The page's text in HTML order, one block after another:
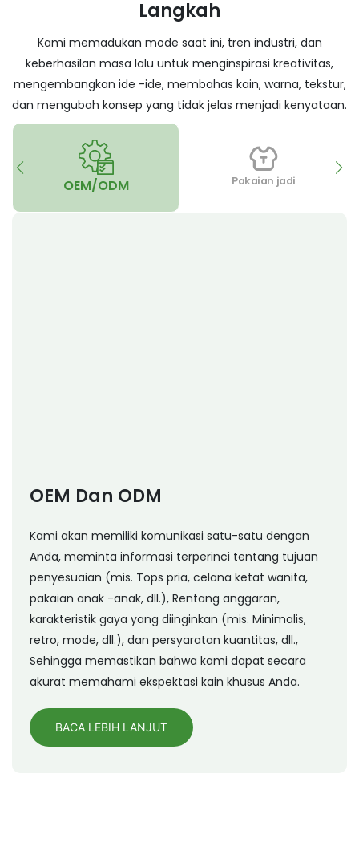
Langkah
Kami memadukan mode saat ini, tren industri, dan
keberhasilan masa lalu untuk menginspirasi kreativitas,
mengembangkan ide -ide, membahas kain, warna, tekstur,
dan mengubah konsep yang tidak jelas menjadi kenyataan.
OEM/ODM Pakaian jadi
OEM Dan ODM
Kami akan memiliki komunikasi satu-satu dengan
Anda, meminta informasi terperinci tentang tujuan
penyesuaian (mis. Tops pria, celana ketat wanita,
pakaian anak -anak, dll.), Rentang anggaran,
karakteristik gaya yang diinginkan (mis. Minimalis,
retro, mode, dll.), dan persyaratan kuantitas, dll.,
Sehingga memastikan bahwa kami dapat secara
akurat memahami ekspektasi kain khusus Anda.
BACA LEBIH LANJUT